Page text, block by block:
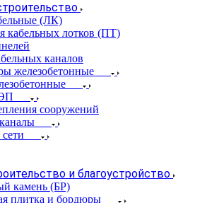
(ЛК)
кабельных лотков (ПТ)
каналов
железобетонные
сооружений
и благоустройство
камень (БР)
плитка и бордюры